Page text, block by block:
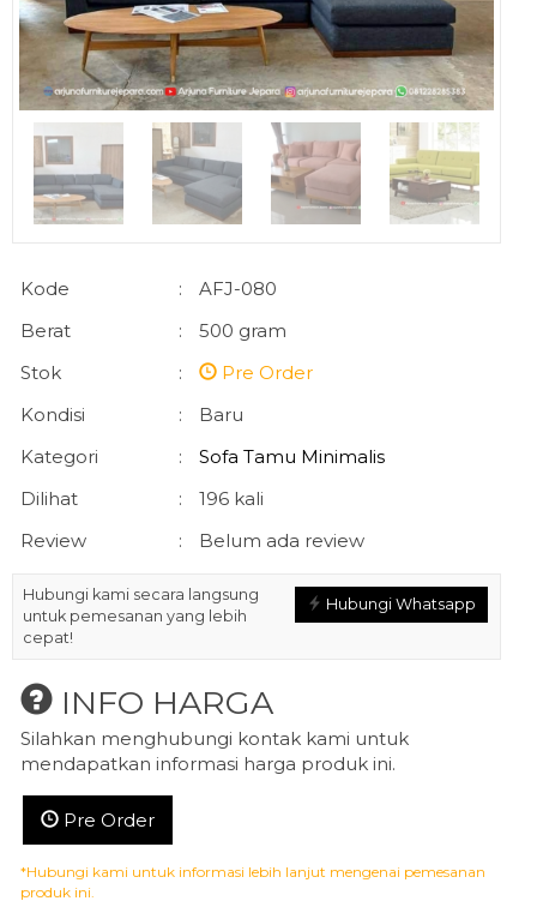
Kode :
AFJ-080
Berat
:
500 gram
Stok
:
Pre Order
Kondisi
:
Baru
Kategori
:
Sofa Tamu Minimalis
Dilihat
:
196 kali
Review
: Belum ada review
Hubungi Whatsapp
Hubungi kami secara langsung
untuk pemesanan yang lebih
cepat!
INFO HARGA
Silahkan menghubungi kontak kami untuk
mendapatkan informasi harga produk ini.
Pre Order
*Hubungi kami untuk informasi lebih lanjut mengenai pemesanan
produk ini.